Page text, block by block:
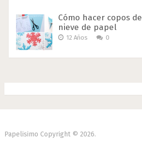
Cómo hacer copos de
nieve de papel
12 Años 0
Papelisimo Copyright © 2026.